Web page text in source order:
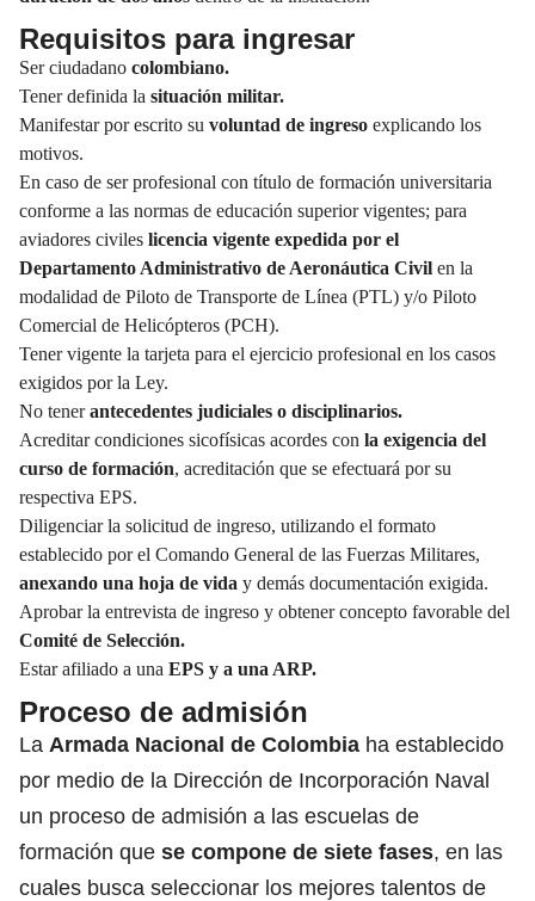
Requisitos para ingresar
Ser ciudadano colombiano.
Tener definida la situación militar.
Manifestar por escrito su voluntad de ingreso explicando los
motivos.
En caso de ser profesional con título de formación universitaria
conforme a las normas de educación superior vigentes; para
aviadores civiles licencia vigente expedida por el
Departamento Administrativo de Aeronáutica Civil en la
modalidad de Piloto de Transporte de Línea (PTL) y/o Piloto
Comercial de Helicópteros (PCH).
Tener vigente la tarjeta para el ejercicio profesional en los casos
exigidos por la Ley.
No tenerantecedentes judiciales o disciplinarios.
Acreditar condiciones sicofísicas acordes con la exigencia del
curso de formación, acreditación que se efectuará por su
respectiva EPS.
Diligenciar la solicitud de ingreso, utilizando el formato
establecido por el Comando General de las Fuerzas Militares,
anexando una hoja de vida y demás documentación exigida.
Aprobar la entrevista de ingreso y obtener concepto favorable del
Comité de Selección.
Estar afiliado a una EPS y a una ARP.
Proceso de admisión
La Armada Nacional de Colombia ha establecido
por medio de la Dirección de Incorporación Naval
un proceso de admisión a las escuelas de
formación que se compone de siete fases, en las
cuales busca seleccionar los mejores talentos de